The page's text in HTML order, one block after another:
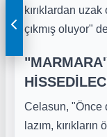
kırıklardan
çıkmış oluyor"
Celasun, "Önce
lazım,